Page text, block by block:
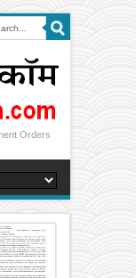
Orders